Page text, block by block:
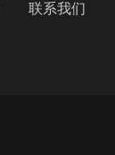
联系我们